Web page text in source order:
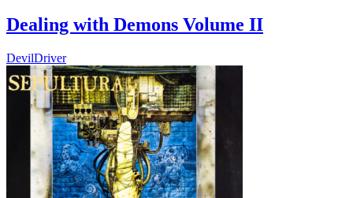
Dealing with Demons Volume II
DevilDriver